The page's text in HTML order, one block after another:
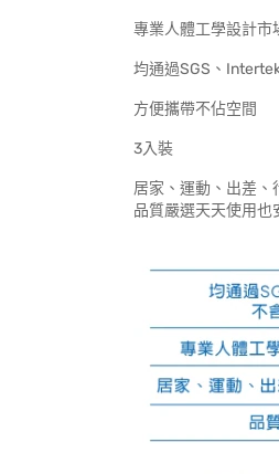
專業人體工學設計市
均通過SGS、
方便攜帶不佔空間
3入裝
居家、運動、出差
品質嚴選天天使用也